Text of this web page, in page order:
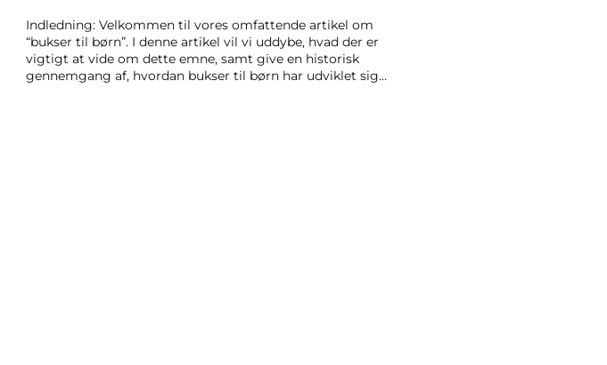
Indledning: Velkommen til vores omfattende artikel om
“bukser til børn”. I denne artikel vil vi uddybe, hvad der er
vigtigt at vide om dette emne, samt give en historisk
gennemgang af, hvordan bukser til børn har udviklet sig